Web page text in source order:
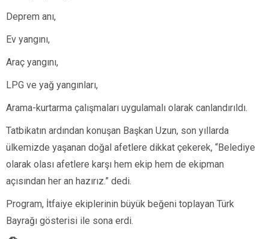
Deprem anı,
Ev yangını,
Araç yangını,
LPG ve yağ yangınları,
Arama-kurtarma çalışmaları uygulamalı olarak canlandırıldı.
Tatbikatın ardından konuşan Başkan Uzun, son yıllarda
ülkemizde yaşanan doğal afetlere dikkat çekerek, “Belediye
olarak olası afetlere karşı hem ekip hem de ekipman
açısından her an hazırız.” dedi.
Program, İtfaiye ekiplerinin büyük beğeni toplayan Türk
Bayrağı gösterisi ile sona erdi.